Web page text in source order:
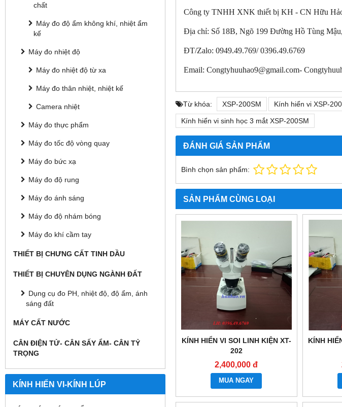
chất
Máy đo độ ẩm không khí, nhiệt ẩm
kế
Máy đo nhiệt độ
Máy đo nhiệt độ từ xa
Máy đo thân nhiệt, nhiệt kế
Camera nhiệt
Máy đo thực phẩm
Máy đo tốc độ vòng quay
Máy đo bức xạ
Máy đo độ rung
Máy đo ánh sáng
Máy đo độ nhám bóng
Máy đo khí cầm tay
THIẾT BỊ CHƯNG CẤT TINH DẦU
THIẾT BỊ CHUYÊN DỤNG NGÀNH ĐẤT
Dụng cụ đo PH, nhiệt độ, độ ẩm, ánh
sáng đất
MÁY CẤT NƯỚC
CÂN ĐIỆN TỬ- CÂN SẤY ẨM- CÂN TỶ
TRỌNG
KÍNH HIỂN VI-KÍNH LÚP
Công ty TNHH XNK thiết bị KH - CN Hữu
Địa chỉ: Số 18B, Ngõ 199 Đường Hồ Tùng
ĐT/Zalo: 0949.49.769/ 0396.49.6769
Email: Congtyhuuhao9@gmail.com-
Từ khóa: XSP-200SM Kính hiển vi XSP-
Kính hiển vi sinh học 3 mắt XSP-200SM
ĐÁNH GIÁ SẢN PHẨM
Bình chọn sản phẩm:
SẢN PHẨM CÙNG LOẠI
KÍNH HIỂN VI SOI LINH KIỆN XT-
202
2,400,000 đ
MUA NGAY
KÍNH